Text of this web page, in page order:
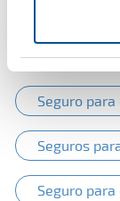
Seguro
Seguro
Seguro
Seguros
Seguro